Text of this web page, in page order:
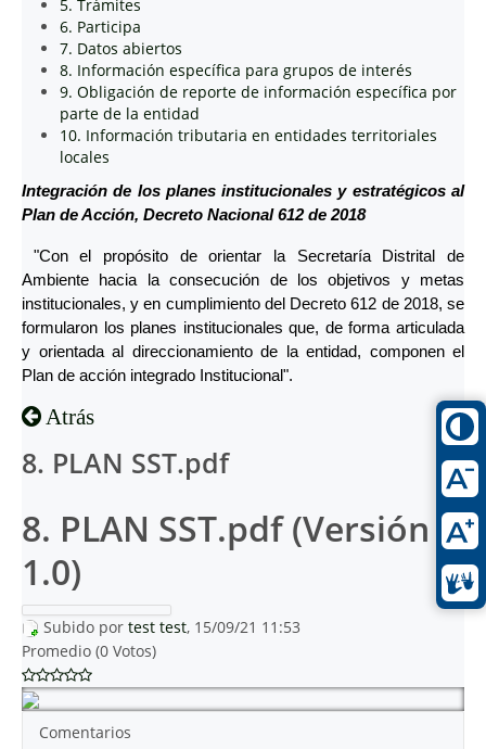
5. Trámites
6. Participa
7. Datos abiertos
8. Información específica para grupos de interés
9. Obligación de reporte de información específica por
parte de la entidad
10. Información tributaria en entidades territoriales
locales
Integración de los planes institucionales y estratégicos al
Plan de Acción, Decreto Nacional 612 de 2018
"Con el propósito de orientar la Secretaría Distrital de
Ambiente hacia la consecución de los objetivos y metas
institucionales, y en cumplimiento del Decreto 612 de 2018, se
formularon los planes institucionales que, de forma articulada
y orientada al direccionamiento de la entidad, componen el
Plan de acción integrado Institucional".
Atrás
8. PLAN SST.pdf
8. PLAN SST.pdf (Versión
1.0)
Subido por test test, 15/09/21 11:53
Promedio (0 Votos)
Comentarios